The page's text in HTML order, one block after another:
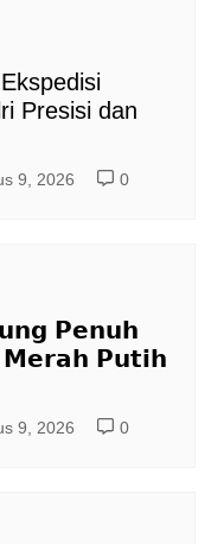
Presisi dan
9, 2026 0
𝗣𝗲𝗻𝘂𝗵
𝗠𝗲𝗿𝗮𝗵 𝗣𝘂𝘁𝗶𝗵
9, 2026 0